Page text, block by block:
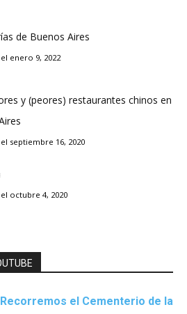
de Buenos Aires
enero 9, 2022
y (peores) restaurantes chinos en
septiembre 16, 2020
octubre 4, 2020
Recorremos el Cementerio de la